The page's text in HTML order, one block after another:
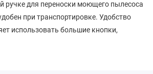
ручке для переноски моющего пылесоса
при транспортировке. Удобство
использовать большие кнопки,
загрязненного раствора крышка